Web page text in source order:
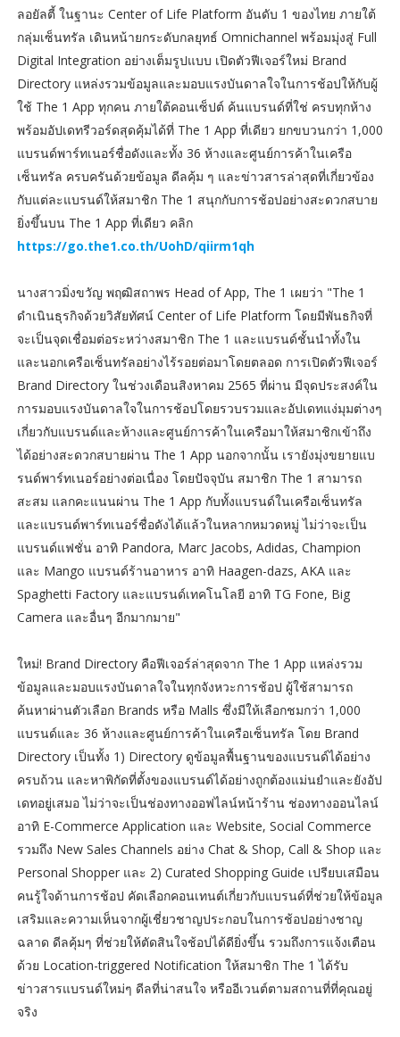
ลอยัลตี้ ในฐานะ Center of Life Platform อันดับ 1 ของไทย ภายใต้
กลุ่มเซ็นทรัล เดินหน้ายกระดับกลยุทธ์ Omnichannel พร้อมมุ่งสู่ Full
Digital Integration อย่างเต็มรูปแบบ เปิดตัวฟีเจอร์ใหม่ Brand
Directory แหล่งรวมข้อมูลและมอบแรงบันดาลใจในการช้อปให้กับผู้
ใช้ The 1 App ทุกคน ภายใต้คอนเซ็ปต์ ค้นแบรนด์ที่ใช่ ครบทุกห้าง
พร้อมอัปเดทรีวอร์ดสุดคุ้มได้ที่ The 1 App ที่เดียว ยกขบวนกว่า 1,000
แบรนด์พาร์ทเนอร์ชื่อดังและทั้ง 36 ห้างและศูนย์การค้าในเครือ
เซ็นทรัล ครบครันด้วยข้อมูล ดีลคุ้ม ๆ และข่าวสารล่าสุดที่เกี่ยวข้อง
กับแต่ละแบรนด์ให้สมาชิก The 1 สนุกกับการช้อปอย่างสะดวกสบาย
ยิ่งขึ้นบน The 1 App ที่เดียว คลิก
https://go.the1.co.th/UohD/qiirm1qh
นางสาวมิ่งขวัญ พฤฒิสถาพร Head of App, The 1 เผยว่า "The 1
ดำเนินธุรกิจด้วยวิสัยทัศน์ Center of Life Platform โดยมีพันธกิจที่
จะเป็นจุดเชื่อมต่อระหว่างสมาชิก The 1 และแบรนด์ชั้นนำทั้งใน
และนอกเครือเซ็นทรัลอย่างไร้รอยต่อมาโดยตลอด การเปิดตัวฟีเจอร์
Brand Directory ในช่วงเดือนสิงหาคม 2565 ที่ผ่าน มีจุดประสงค์ใน
การมอบแรงบันดาลใจในการช้อปโดยรวบรวมและอัปเดทแง่มุมต่างๆ
เกี่ยวกับแบรนด์และห้างและศูนย์การค้าในเครือมาให้สมาชิกเข้าถึง
ได้อย่างสะดวกสบายผ่าน The 1 App นอกจากนั้น เรายังมุ่งขยายแบ
รนด์พาร์ทเนอร์อย่างต่อเนื่อง โดยปัจจุบัน สมาชิก The 1 สามารถ
สะสม แลกคะแนนผ่าน The 1 App กับทั้งแบรนด์ในเครือเซ็นทรัล
และแบรนด์พาร์ทเนอร์ชื่อดังได้แล้วในหลากหมวดหมู่ ไม่ว่าจะเป็น
แบรนด์แฟชั่น อาทิ Pandora, Marc Jacobs, Adidas, Champion
และ Mango แบรนด์ร้านอาหาร อาทิ Haagen-dazs, AKA และ
Spaghetti Factory และแบรนด์เทคโนโลยี อาทิ TG Fone, Big
Camera และอื่นๆ อีกมากมาย"
ใหม่! Brand Directory คือฟีเจอร์ล่าสุดจาก The 1 App แหล่งรวม
ข้อมูลและมอบแรงบันดาลใจในทุกจังหวะการช้อป ผู้ใช้สามารถ
ค้นหาผ่านตัวเลือก Brands หรือ Malls ซึ่งมีให้เลือกชมกว่า 1,000
แบรนด์และ 36 ห้างและศูนย์การค้าในเครือเซ็นทรัล โดย Brand
Directory เป็นทั้ง 1) Directory ดูข้อมูลพื้นฐานของแบรนด์ได้อย่าง
ครบถ้วน และหาพิกัดที่ตั้งของแบรนด์ได้อย่างถูกต้องแม่นยำและยังอัป
เดทอยู่เสมอ ไม่ว่าจะเป็นช่องทางออฟไลน์หน้าร้าน ช่องทางออนไลน์
อาทิ E-Commerce Application และ Website, Social Commerce
รวมถึง New Sales Channels อย่าง Chat & Shop, Call & Shop และ
Personal Shopper และ 2) Curated Shopping Guide เปรียบเสมือน
คนรู้ใจด้านการช้อป คัดเลือกคอนเทนต์เกี่ยวกับแบรนด์ที่ช่วยให้ข้อมูล
เสริมและความเห็นจากผู้เชี่ยวชาญประกอบในการช้อปอย่างชาญ
ฉลาด ดีลคุ้มๆ ที่ช่วยให้ตัดสินใจช้อปได้ดียิ่งขึ้น รวมถึงการแจ้งเตือน
ด้วย Location-triggered Notification ให้สมาชิก The 1 ได้รับ
ข่าวสารแบรนด์ใหม่ๆ ดีลที่น่าสนใจ หรืออีเวนต์ตามสถานที่ที่คุณอยู่
จริง